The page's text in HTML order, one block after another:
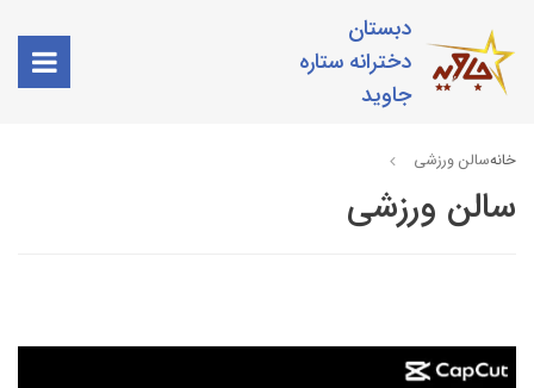
دبستان
دخترانه ستاره
جاوید
خانهسالن ورزشی
سالن ورزشی